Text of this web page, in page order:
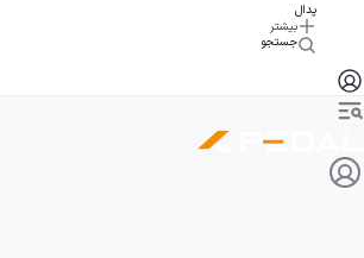
پدال
بیشتر
جستجو